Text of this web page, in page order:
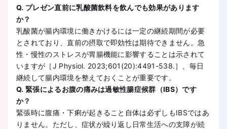
Q. プレゼン直前に乳酸菌飲料を飲んでも効果があります
か？
乳酸菌が腸内環境に働きかけるには一定の継続期間が必要
とされており、直前の摂取で即効性は期待できません。急
性・慢性のストレスが胃腸機能に影響することは示されて
いますが［J Physiol. 2023;601(20):4491-538.］、毎日
継続して腸内環境を整えておくことが重要です。
Q. 緊張によるお腹の痛みは過敏性腸症候群（IBS）です
か？
緊張時に腹痛・下痢が起きること自体は必ずしもIBSではあ
りません。ただし、症状が繰り返し日常生活への支障が続